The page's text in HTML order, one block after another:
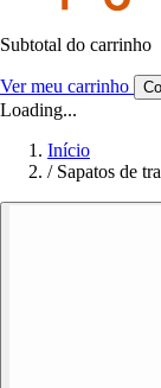
Subtotal do carrinho
Ver meu carrinho
Loading...
Início
/ Sapatos de